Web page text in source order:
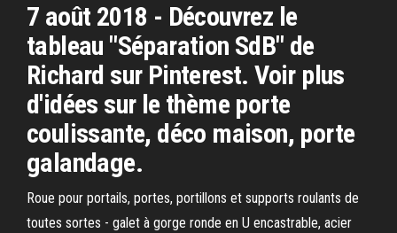
7 août 2018 - Découvrez le
tableau "Séparation SdB" de
Richard sur Pinterest. Voir plus
d'idées sur le thème porte
coulissante, déco maison, porte
galandage.
Roue pour portails, portes, portillons et supports roulants de
toutes sortes - galet à gorge ronde en U encastrable, acier